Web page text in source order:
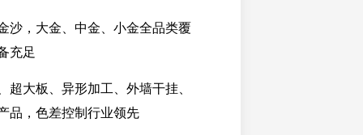
沙，大金、中金、小金全品类覆
充足
超大板、异形加工、外墙干挂、
品，色差控制行业领先